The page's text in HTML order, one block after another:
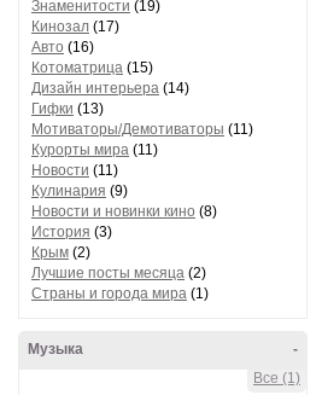
Знаменитости (19)
Кинозал (17)
Авто (16)
Котоматрица (15)
Дизайн интерьера (14)
Гифки (13)
Мотиваторы/Демотиваторы (11)
Курорты мира (11)
Новости (11)
Кулинария (9)
Новости и новинки кино (8)
История (3)
Крым (2)
Лучшие посты месяца (2)
Страны и города мира (1)
-
Музыка
Все (1)